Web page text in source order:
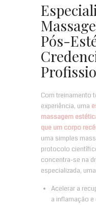
Pós-
Com treinamento
experiência, uma
massagem
que um corpo
uma simples
protocolo
concentra-se na
especializada,
Acelerar a
a inflamação